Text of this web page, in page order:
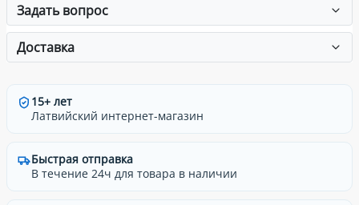
Задать вопрос
Доставка
15+ лет
Латвийский интернет-магазин
Быстрая отправка
В течение 24ч для товара в наличии